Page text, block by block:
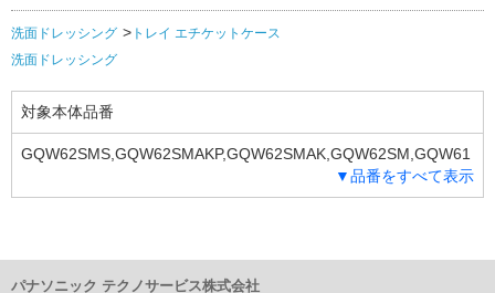
洗面ドレッシング
トレイ エチケットケース
洗面ドレッシング
対象本体品番
GQW62SMS,GQW62SMAKP,GQW62SMAK,GQW62SM,GQW61
SMSS,GQW61SMS,GQW61SMAK,GQW61SM,GQW60SM,GQW
60P1SM,GQW60P1NM,GQW60K1SMSS,GQW60K1SM
▼品番をすべて表示
パナソニック テクノサービス株式会社